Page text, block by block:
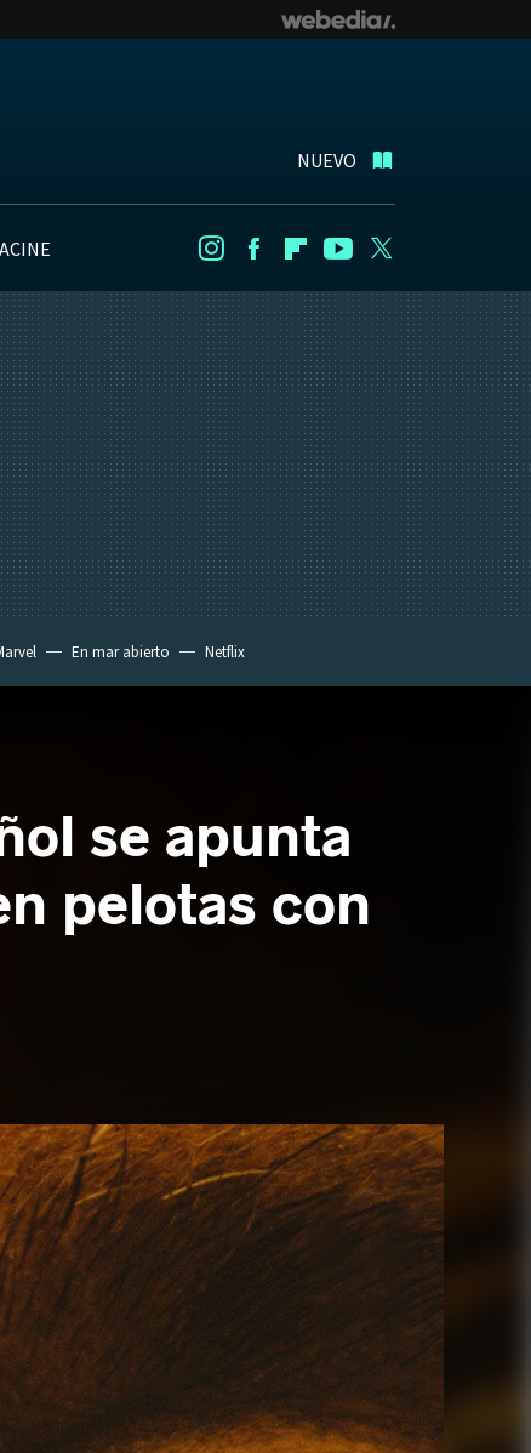
NUEVO
InstagramFacebookFlipboard
Youtube
En mar abierto Netflix
se apunta
pelotas con